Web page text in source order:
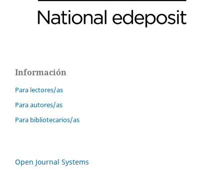
Información
Para lectores/as
Para autores/as
Para bibliotecarios/as
Open Journal Systems